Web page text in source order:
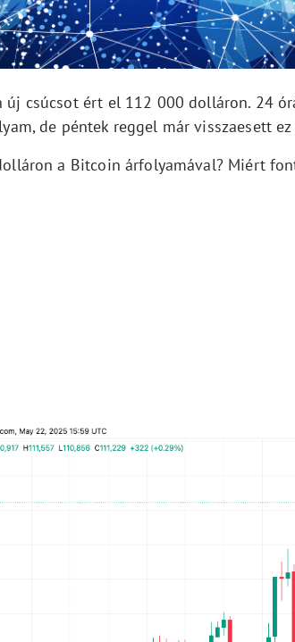
új csúcsot ért el 112 000 dolláron. 24
de péntek reggel már visszaesett
a Bitcoin árfolyamával? Miért